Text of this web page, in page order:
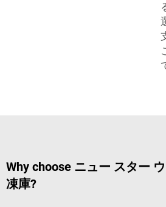
Why choose ニュー スター
凍庫?